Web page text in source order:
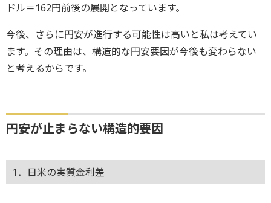
ドル＝162円前後の展開となっています。
今後、さらに円安が進行する可能性は高いと私は考えてい
ます。その理由は、構造的な円安要因が今後も変わらない
と考えるからです。
円安が止まらない構造的要因
1．日米の実質金利差